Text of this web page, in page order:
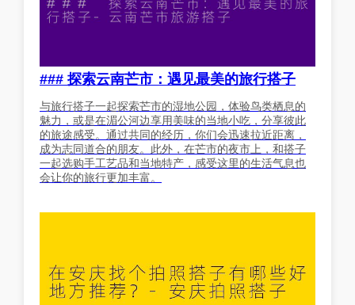
### 探索云南芒市：遇见最美的旅行搭子
与旅行搭子一起探索芒市的湿地公园，体验鸟类栖息的
魅力，或是在湄公河边享用美味的当地小吃，分享彼此
的旅途感受。通过共同的经历，你们会迅速拉近距离，
成为志同道合的朋友。此外，在芒市的夜市上，和搭子
一起选购手工艺品和当地特产，感受这里的生活气息也
会让你的旅行更加丰富。